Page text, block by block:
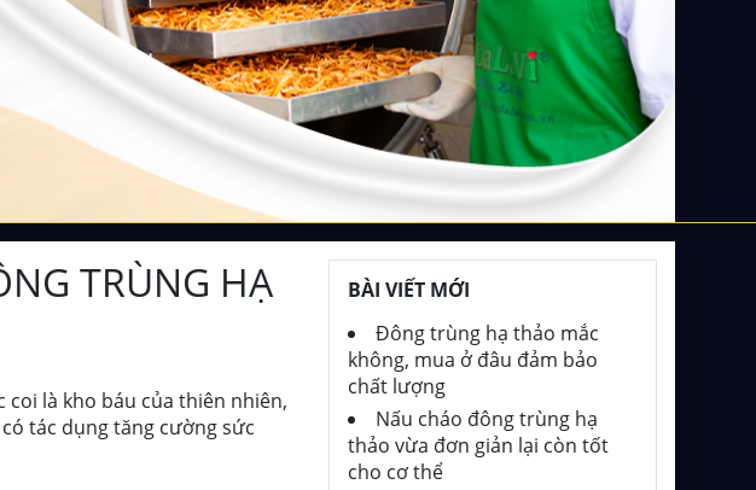
TRÙNG HẠ
là kho báu của thiên nhiên,
tác dụng tăng cường sức
BÀI VIẾT MỚI
Đông trùng hạ thảo mắc
không, mua ở đâu đảm bảo
chất lượng
Nấu cháo đông trùng hạ
thảo vừa đơn giản lại còn tốt
cho cơ thể